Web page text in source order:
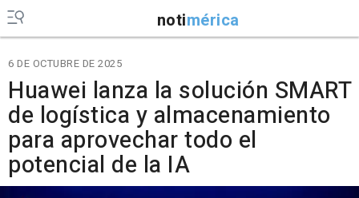
notimérica
6 DE OCTUBRE DE 2025
Huawei lanza la solución SMART
de logística y almacenamiento
para aprovechar todo el
potencial de la IA